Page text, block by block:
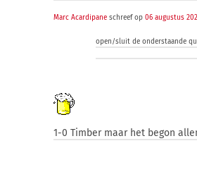
Marc Acardipane schreef op06 augustus
open/sluit de onderstaande
1-0 Timber maar het begon